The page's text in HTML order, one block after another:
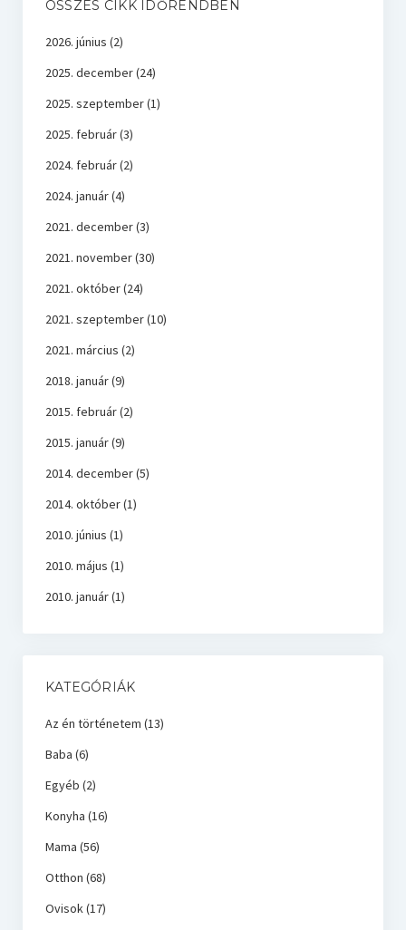
ÖSSZES CIKK IDŐRENDBEN
2026. június (2)
2025. december(24)
2025. szeptember(1)
2025. február(3)
2024. február(2)
2024. január(4)
2021. december(3)
2021. november(30)
2021. október(24)
2021. szeptember(10)
2021. március (2)
2018. január(9)
2015. február(2)
2015. január(9)
2014. december(5)
2014. október(1)
2010. június (1)
2010. május (1)
2010. január(1)
KATEGÓRIÁK
Az én történetem (13)
Baba (6)
Egyéb (2)
Konyha (16)
Mama (56)
Otthon (68)
Ovisok(17)